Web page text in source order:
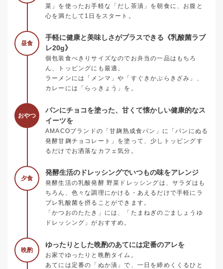
菜」を使ったお手軽な「だし茶漬」を朝食に、お腹と
心を満たして1日をスタート。
昼食
手軽に健康と美味しさがプラスできる《乳酸菌ラブ
レ20g》
個包装食べきりサイズなのでお弁当の一品はもちろ
ん、トッピングにも最適。
ラーメンには「メンマ」や「すぐきかぶらきざみ」、
カレーには「らっきょう」を。
おやつ
パンにチョコを塗った、甘くて懐かしい健康的なス
イーツを
AMACOブランドの「甘麹熟成食パン」に「パンにぬる
発酵甘麹チョコレート」を塗って、少しトッピングす
るだけでお洒落なカフェ気分。
夕食
発酵生活のドレッシングでいつもの味をアレンジ
発酵生活の乳酸発酵 野菜ドレッシングは、サラダはも
ちろん、色々な調理にかける・あえるだけで手軽にラ
ブレ乳酸菌を摂ることができます。
「かつおのたたき」には、「たまねぎのごましょうゆ
ドレッシング」がおすすめ。
晩酌
ゆったりとした晩酌のあてには定番のアレを
お家でゆったりと晩酌タイム。
あてには定番の「ぬか漬」で、一日を締めくくるひと